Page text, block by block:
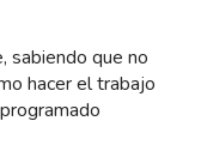
sabiendo que no
hacer el trabajo